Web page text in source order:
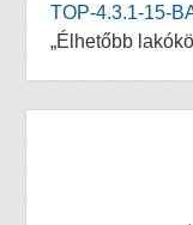
TOP-4.3.1-15-
„Élhetőbb